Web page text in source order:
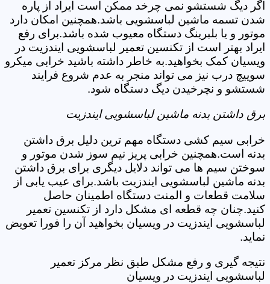
اگر دیگ شستشو نمی چرخد ممکن است ایراد از پاره
شدن تسمه ماشین لباسشویی باشد.همچنین امکان دارد
موتور و یا بلبرینگ دستگاه معیوب شده باشد.برای رفع
ایراد بهتر است از تکنسین تعمیر لباسشویی ایندزیت در
ویسیان کمک بخواهید.به خاطر داشته باشید خرابی میکرو
سوییچ درب نیز می تواند منجر به عدم شروع فرایند
شستشو و نچرخیدن دیگ دستگاه شود.
برق داشتن بدنه ماشین لباسشویی ایندزیت
خرابی سیم کشی دستگاه مهم ترین دلیل برق داشتن
بدنه است.همچنین خرابی پریز نیم سوز شدن موتور و
سوختن سیم ها می تواند دلایل دیگری برای برق داشتن
بدنه ماشین لباسشویی ایندزیت باشد.برای عیب یابی از
سلامت قطعات و المنت دستگاه اطمینان حاصل
کنید.چنان چه قطعه ای مشکل دارد از تکنسین تعمیر
لباسشویی ایندزیت در ویسیان بخواهید آن را فورا تعویض
نماید.
نتیجه گیری و رفع مشکل طبق نظر مرکز تعمیر
لباسشویی ایندزیت در ویسیان